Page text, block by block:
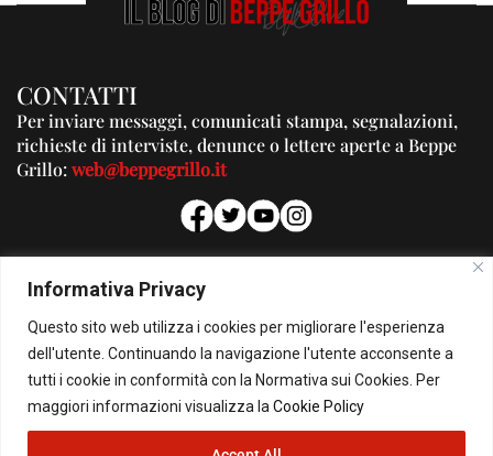
Informativa Privacy
Questo sito web utilizza i cookies per migliorare l'esperienza
dell'utente. Continuando la navigazione l'utente acconsente a
tutti i cookie in conformità con la Normativa sui Cookies. Per
maggiori informazioni visualizza la Cookie Policy
CONTATTI
Per inviare messaggi, comunicati stampa, segnalazioni,
richieste di interviste, denunce o lettere aperte a Beppe
Grillo:web@beppegrillo.it
PUBBLICITA'
Per la tua pubblicità su questo Blog:
pubblicita@beppegrillo.it